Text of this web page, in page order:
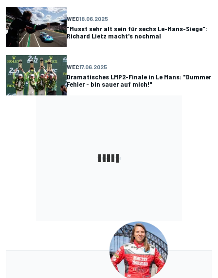
WEC18.06.2025
"Musst sehr alt sein für sechs Le-Mans-Siege":
Richard Lietz macht's nochmal
WEC17.06.2025
Dramatisches LMP2-Finale in Le Mans: "Dummer
Fehler - bin sauer auf mich!"